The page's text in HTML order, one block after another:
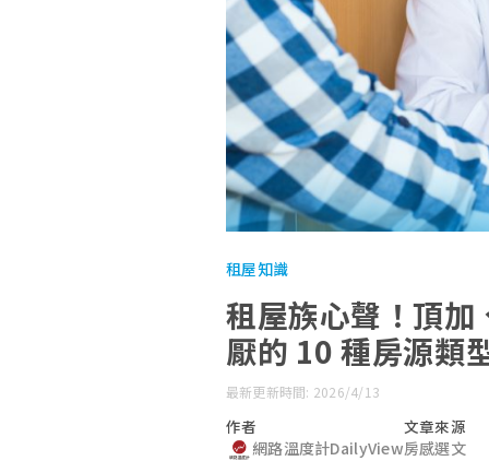
租屋知識
租屋族心聲！頂
厭的 10 種房源類
最新更新時間: 2026/4/13
作者
網路溫度計DailyView
文章來源
房感選文